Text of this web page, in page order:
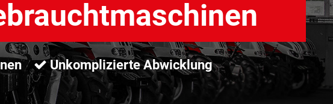
Unkomplizierte Abwicklung